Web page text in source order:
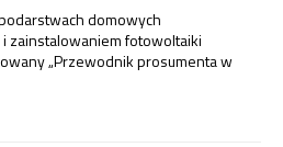
domowych
zainstalowaniem fotowoltaiki
„Przewodnik prosumenta w